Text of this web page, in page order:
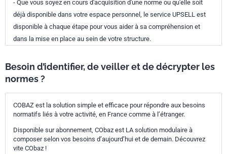
- Que vous soyez en cours d'acquisition d'une norme ou qu'elle soit
déjà disponible dans votre espace personnel, le service UPSELL est
disponible à chaque étape pour vous aider à sa compréhension et
dans la mise en place au sein de votre structure.
Besoin d’identifier, de veiller et de décrypter les
normes ?
COBAZ est la solution simple et efficace pour répondre aux besoins
normatifs liés à votre activité, en France comme à l’étranger.
Disponible sur abonnement, CObaz est LA solution modulaire à
composer selon vos besoins d’aujourd’hui et de demain. Découvrez
vite CObaz !